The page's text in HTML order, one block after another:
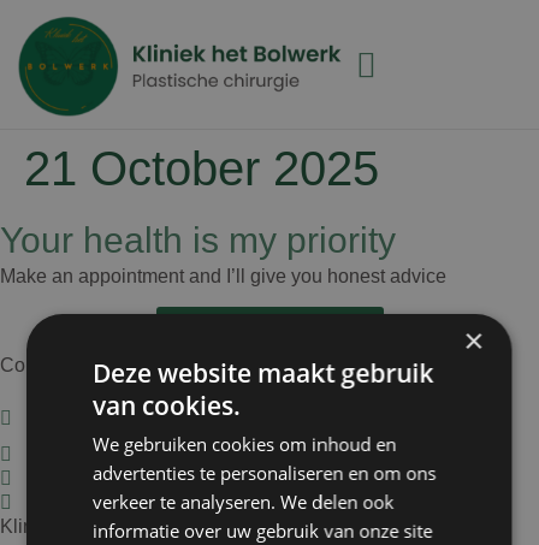
21 October 2025
Your health is my priority
Make an appointment and I’ll give you honest advice
Contact
Staten Bolwerk, Koetshuis 1,
023-5837405
info@kliniekhetbolwerk.nl
Chamber of Commerce: 34303038
Kliniek het Bolwerk
×
Deze website maakt gebruik
van cookies.
We gebruiken cookies om inhoud en
advertenties te personaliseren en om ons
verkeer te analyseren. We delen ook
informatie over uw gebruik van onze site